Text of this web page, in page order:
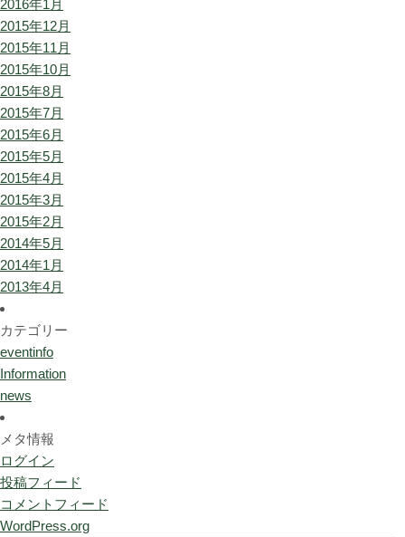
2016年1月
2015年12月
2015年11月
2015年10月
2015年8月
2015年7月
2015年6月
2015年5月
2015年4月
2015年3月
2015年2月
2014年5月
2014年1月
2013年4月
カテゴリー
eventinfo
Information
news
メタ情報
ログイン
投稿フィード
コメントフィード
WordPress.org